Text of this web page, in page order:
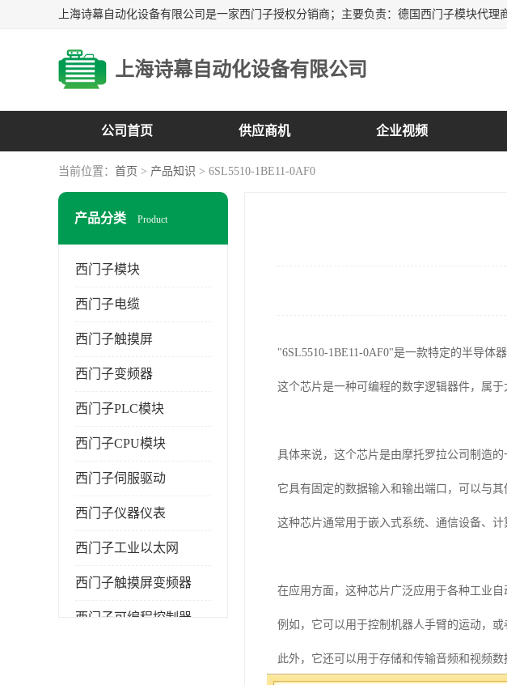
上海诗幕自动化设备有限公司
公司首页 供应商机 企业视频
当前位置： 首页 > 产品知识 > 6SL5510-1BE11-0AF0
产品分类 Product
西门子模块
西门子电缆
西门子触摸屏
西门子变频器
西门子PLC模块
西门子CPU模块
西门子伺服驱动
西门子仪器仪表
西门子工业以太网
西门子触摸屏变频器
西门子可编程控制器
"6SL5510-1BE11-0AF0"是一款特定的半导体
这个芯片是一种可编程的数字逻辑器件，属
具体来说，这个芯片是由摩托罗拉公司制造
它具有固定的数据输入和输出端口，可以与其
这种芯片通常用于嵌入式系统、通信设备、
在应用方面，这种芯片广泛应用于各种工业
例如，它可以用于控制机器人手臂的运动，
此外，它还可以用于存储和传输音频和视频